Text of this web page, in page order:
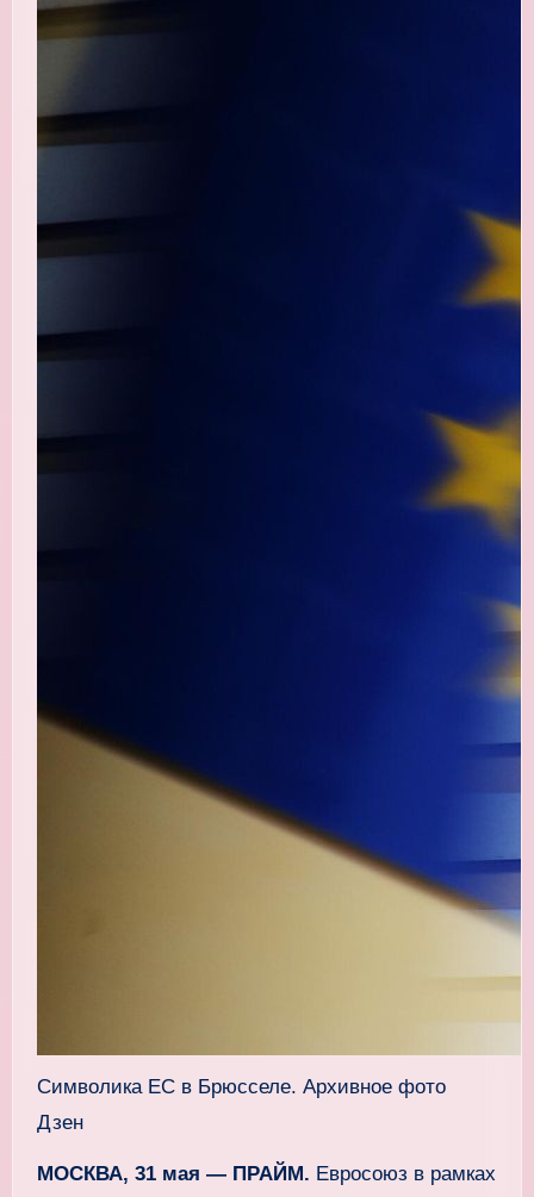
Символика ЕС в Брюсселе. Архивное фото
Дзен
МОСКВА, 31 мая — ПРАЙМ. Евросоюз в рамках